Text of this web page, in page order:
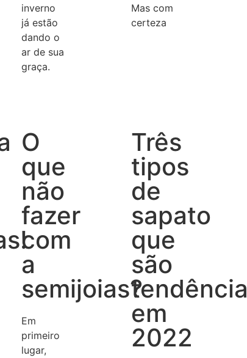
inverno
já estão
dando o
ar de sua
graça.
Mas com
certeza
O
que
não
fazer
com
a
semijoias?
Em
primeiro
lugar,
Três
tipos
de
sapato
que
são
tendência
em
2022